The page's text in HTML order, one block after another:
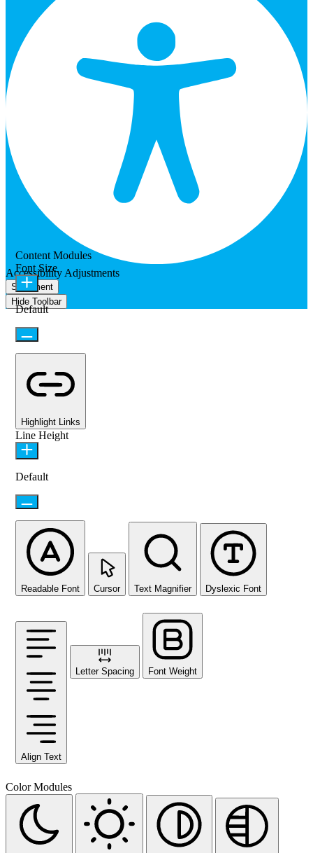
Accessibility Adjustments
Statement
Hide Toolbar
Content Modules
Font Size
Default
Highlight Links
Line Height
Default
Readable Font Cursor Text Magnifier Dyslexic Font
Align Text
Letter Spacing Font Weight
Color Modules